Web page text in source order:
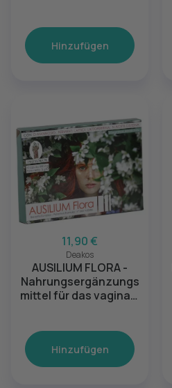
Hinzufügen
11,90 €
Deakos
AUSILIUM FLORA -
Nahrungsergänzungs
mittel für das vaginale
Hinzufügen